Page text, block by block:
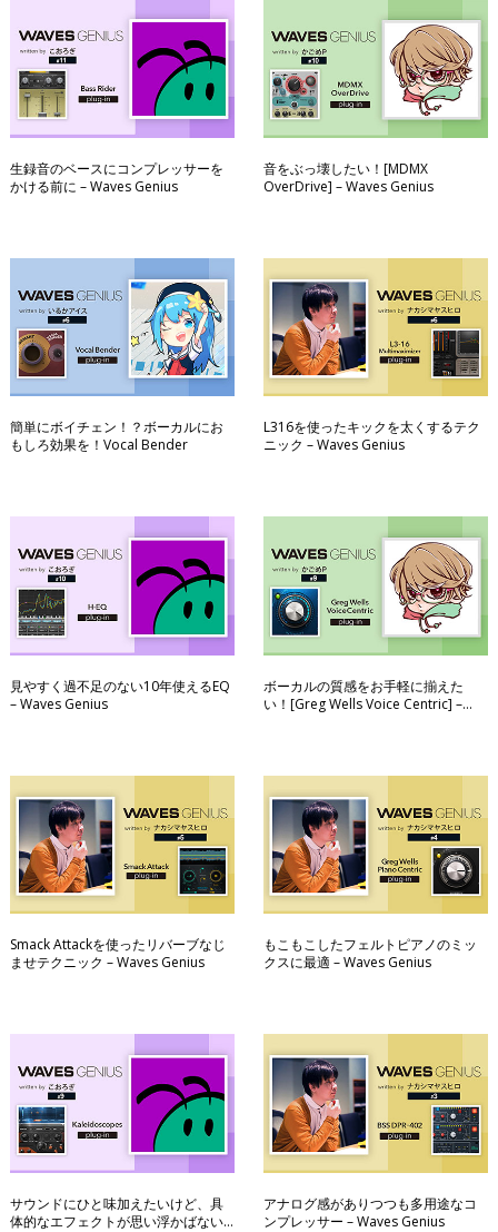
生録音のベースにコンプレッサーを
かける前に – Waves Genius
音をぶっ壊したい！[MDMX
OverDrive] – Waves Genius
簡単にボイチェン！？ボーカルにお
もしろ効果を！Vocal Bender
L316を使ったキックを太くするテク
ニック – Waves Genius
見やすく過不足のない10年使えるEQ
– Waves Genius
ボーカルの質感をお手軽に揃えた
い！[Greg Wells Voice Centric] –
Smack Attackを使ったリバーブなじ
ませテクニック – Waves Genius
もこもこしたフェルトピアノのミッ
クスに最適 – Waves Genius
サウンドにひと味加えたいけど、具
体的なエフェクトが思い浮かばない
アナログ感がありつつも多用途なコ
ンプレッサー – Waves Genius